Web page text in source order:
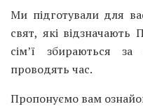
Ми підготували для
свят, які відзначають
сім’ї збираються
проводять час.
Пропонуємо вам